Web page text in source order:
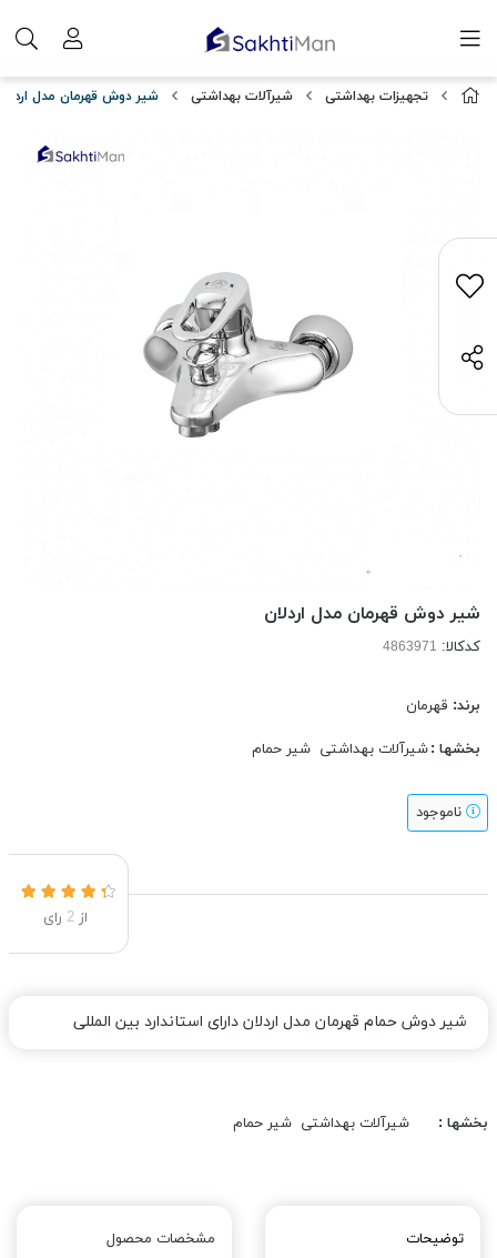
تجهیزات بهداشتی شیرآلات بهداشتی شیر دوش قهرمان مدل
شیر دوش قهرمان مدل اردلان
کدکالا:
برند: قهرمان
بخشها :شیرآلات بهداشتی شیر حمام
ناموجود
از 2 رای
شیر دوش حمام قهرمان مدل اردلان دارای استاندارد بین المللی
بخشها : شیرآلات بهداشتی شیر حمام
توضیحات مشخصات محصول